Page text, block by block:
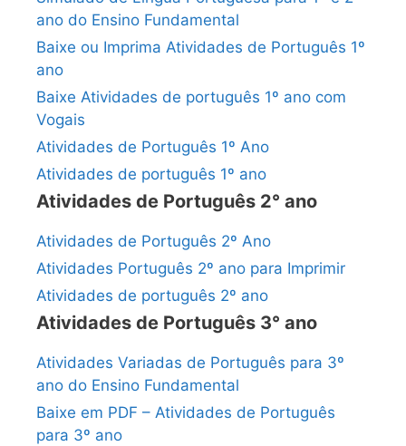
ano do Ensino Fundamental
Baixe ou Imprima Atividades de Português 1º
ano
Baixe Atividades de português 1º ano com
Vogais
Atividades de Português 1º Ano
Atividades de português 1º ano
Atividades de Português 2° ano
Atividades de Português 2º Ano
Atividades Português 2º ano para Imprimir
Atividades de português 2º ano
Atividades de Português 3° ano
Atividades Variadas de Português para 3º
ano do Ensino Fundamental
Baixe em PDF – Atividades de Português
para 3º ano